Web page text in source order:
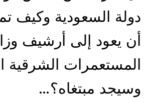
دولة السعودية وكيف
أن يعود إلى أرشيف
المستعمرات الشرقية
وسيجد مبتغاه؟…